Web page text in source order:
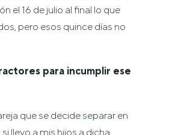
el 16 de julio al final lo que
pero esos quince días no
para incumplir ese
que se decide separar en
llevo a mis hijos a dicha